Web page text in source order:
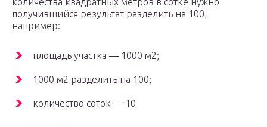
получившийся результат разделить на 100,
например:
площадь участка — 1000 м2;
1000 м2 разделить на 100;
количество соток — 10